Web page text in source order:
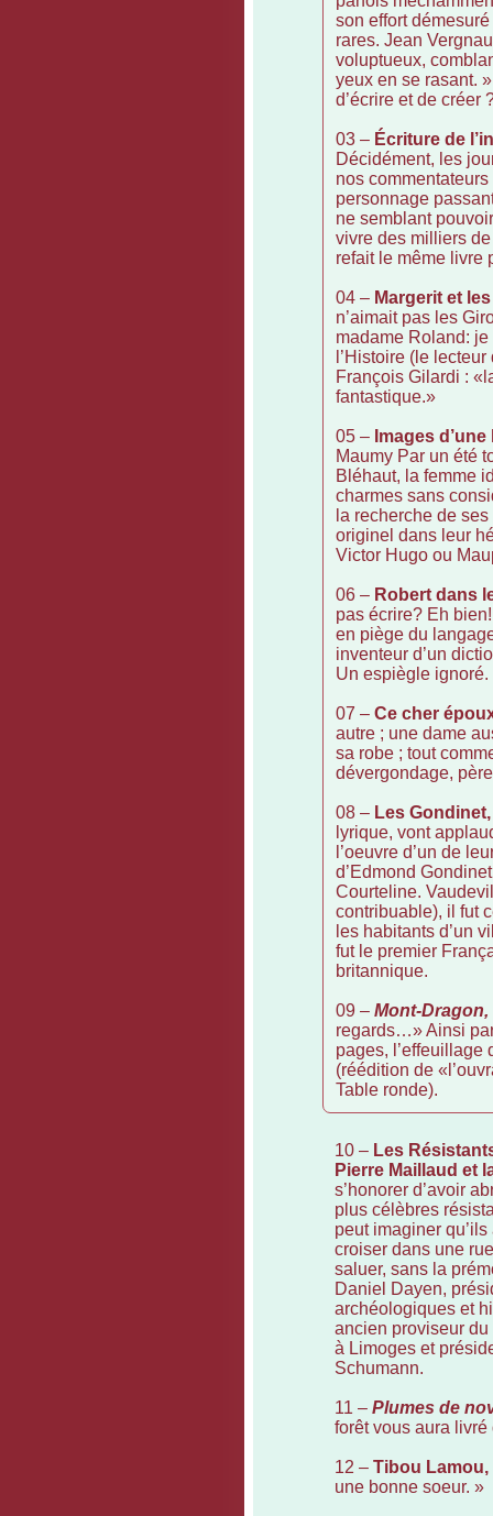
son effort
rares. Jean
voluptueux,
yeux en se rasant.
d’écrire et de créer
03 – Écriture de
Décidément, les
nos commentateurs
personnage
ne semblant
vivre des milliers
refait le même livre
04 – Margerit et
n’aimait pas les
madame Roland:
l’Histoire (le
François Gilardi :
fantastique.»
05 – Images
Maumy Par un été
Bléhaut, la femme
charmes sans
la recherche de
originel dans leur
Victor Hugo ou
06 – Robert dans
pas écrire? Eh
en piège du
inventeur d’un
Un espiègle
07 – Ce cher
autre ; une dame
sa robe ; tout
dévergondage,
08 – Les Gondinet,
lyrique, vont
l’oeuvre d’un de
d’Edmond
Courteline.
contribuable), il fut
les habitants d’un
fut le premier
britannique.
09 – Mont-Dragon,
regards…» Ainsi
pages, l’effeuillage
(réédition de
Table ronde).
10 – Les
Pierre Maillaud et
s’honorer d’avoir
plus célèbres
peut imaginer
croiser dans une
saluer, sans la
Daniel Dayen,
archéologiques et
ancien proviseur
à Limoges et
Schumann.
11 – Plumes de
forêt vous aura
12 – Tibou Lamou,
une bonne soeur. »